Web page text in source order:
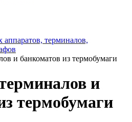
аппаратов, терминалов,
и банкоматов из термобумаги
и
термобумаги